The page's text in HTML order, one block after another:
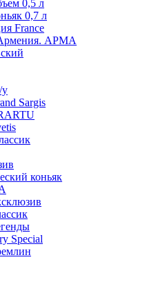
0,5 л
0,7 л
France
АРМА
Sargis
коньяк
Speсial